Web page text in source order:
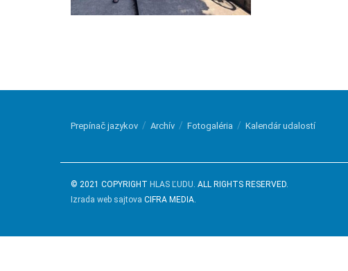
Prepínač jazykov Archív Fotogaléria Kalendár udalostí
© 2021 COPYRIGHT HLAS ĽUDU. ALL RIGHTS RESERVED.
Izrada web sajtova CIFRA MEDIA.